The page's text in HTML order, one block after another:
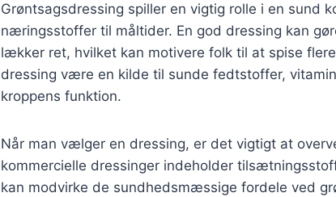
Grøntsagsdressing spiller en vigtig rolle i en sund
næringsstoffer til måltider. En god dressing kan
lækker ret, hvilket kan motivere folk til at spise
dressing være en kilde til sunde fedtstoffer,
kroppens funktion.
Når man vælger en dressing, er det vigtigt at
kommercielle dressinger indeholder
kan modvirke de sundhedsmæssige fordele ved